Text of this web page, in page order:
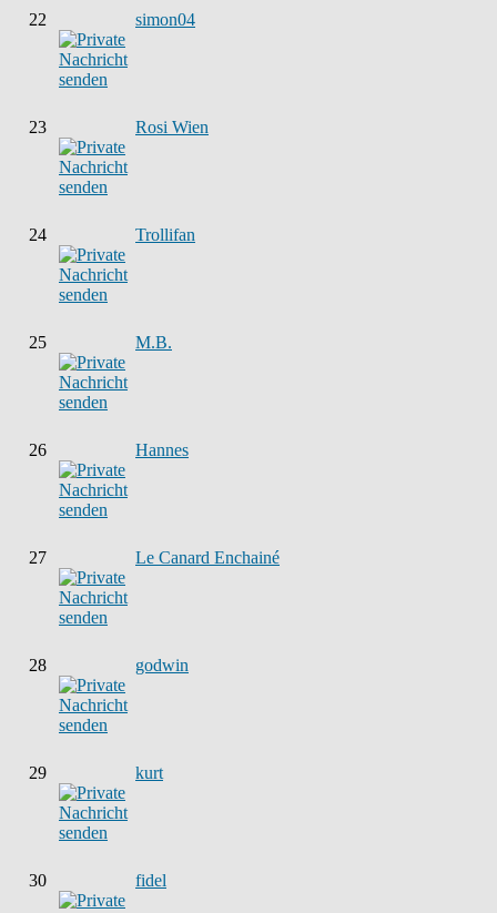
22 simon04
23 Rosi Wien
24 Trollifan
25 M.B.
26 Hannes
27 Le Canard Enchainé
28 godwin
29 kurt
30 fidel